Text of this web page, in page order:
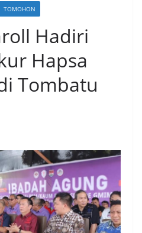
TOMOHON
Hadiri
Hapsa
Tombatu